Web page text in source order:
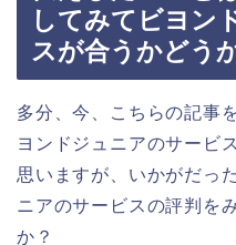
してみてビヨン
スが合うかどう
多分、今、こちらの記事
ヨンドジュニアのサービ
思いますが、いかがだっ
ニアのサービスの評判を
か？